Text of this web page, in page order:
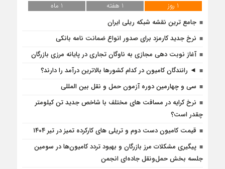
1 روز 1 هفته
1 ماه
جامع ترین نقشه شبکه ریلی ایران
نرخ جدید کارمزد برای صدور انواع ضمانت نامه بانکی
آغاز نوبت دهی مجازی به ناوگان تجاری در پایانه مرزی بازرگان
◄ رانندگان کامیون در کدام کشورها بالاترین درآمد را دارند؟
سی و چهارمین دوره آزمون حمل و نقل بین المللی
نرخ کرایه در مسافت‌ های مختلف با شاخص جدید تن کیلومتر
چقدر است؟
قیمت کامیون دست دوم و تریلی‌ های کارکرده تمیز در تیر ۱۴۰۴
پیگیری مشکلات مرز بازرگان و بهبود تردد کامیون‌ها در سومین
جلسه بخش حمل‌ونقل جاده‌ای انجمن